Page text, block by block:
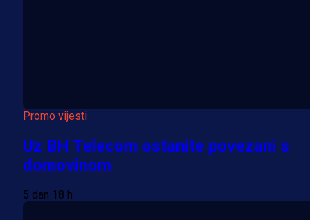
Promo vijesti
Uz BH Telecom ostanite povezani s
domovinom
5 dan 18 h